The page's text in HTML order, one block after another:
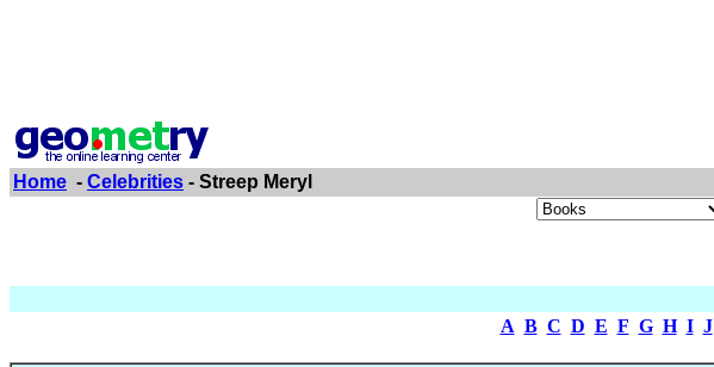
Home - Celebrities - Streep Meryl
A B C D E F G H I J